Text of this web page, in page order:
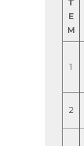
T
E
M
1
2